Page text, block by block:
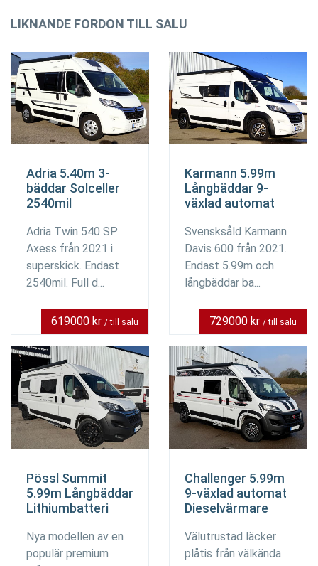
LIKNANDE FORDON TILL SALU
Adria 5.40m 3-
bäddar Solceller
2540mil
Adria Twin 540 SP
Axess från 2021 i
superskick. Endast
2540mil. Full d...
619000 kr / till salu
Karmann 5.99m
Långbäddar 9-
växlad automat
Svensksåld Karmann
Davis 600 från 2021.
Endast 5.99m och
långbäddar ba...
729000 kr / till salu
Pössl Summit
5.99m Långbäddar
Lithiumbatteri
Nya modellen av en
populär premium
Challenger 5.99m
9-växlad automat
Dieselvärmare
Välutrustad läcker
plåtis från välkända